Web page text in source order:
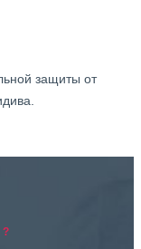
защиты от